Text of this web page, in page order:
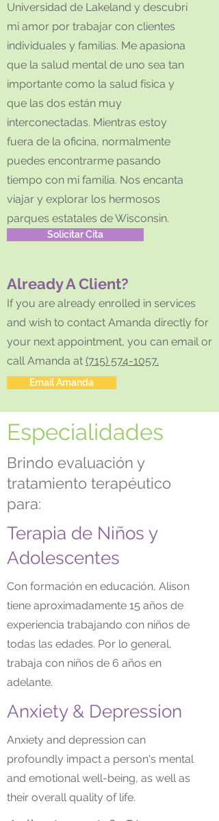
Universidad de Lakeland y descubrí
mi amor por trabajar con clientes
individuales y familias. Me apasiona
que la salud mental de uno sea tan
importante como la salud física y
que las dos están muy
interconectadas. Mientras estoy
fuera de la oficina, normalmente
puedes encontrarme pasando
tiempo con mi familia. Nos encanta
viajar y explorar los hermosos
parques estatales de Wisconsin.
Solicitar Cita
Already A Client?
If you are already enrolled in services
and wish to contact Amanda directly for
your next appointment, you can email or
call Amanda at (715) 574-1057.
Email Amanda
Especialidades
Brindo evaluación y
tratamiento terapéutico
para:
Terapia de Niños y
Adolescentes
Con formación en educación, Alison
tiene aproximadamente 15 años de
experiencia trabajando con niños de
todas las edades. Por lo general,
trabaja con niños de 6 años en
adelante.
Anxiety & Depression
Anxiety and depression can
profoundly impact a person's mental
and emotional well-being, as well as
their overall quality of life.